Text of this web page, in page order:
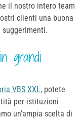
il nostro intero team
clienti una buona
suggerimenti.
grandi
VBS XXL, potete
per istituzioni
un'ampia scelta di